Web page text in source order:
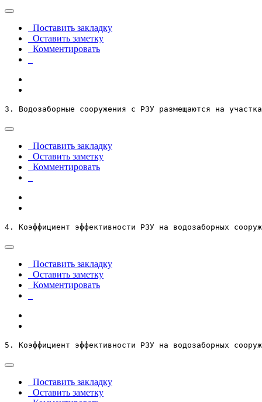
Поставить закладку
Оставить заметку
Комментировать
3. Водозаборные сооружения с РЗУ размещаются на
Поставить закладку
Оставить заметку
Комментировать
4. Коэффициент эффективности РЗУ на водозаборных
Поставить закладку
Оставить заметку
Комментировать
5. Коэффициент эффективности РЗУ на водозаборных
Поставить закладку
Оставить заметку